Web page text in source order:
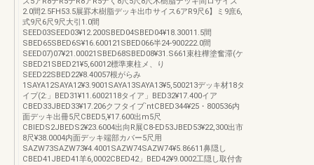
2.0間2.5FH53.5展罫木樹脂デッキ出巾サイス6アR9尺6】ミ9庶6,
式9尺6尺9尺大引1.0間
SEED03SEED03¥12.200SBED04SBED04¥18.30011.5間
SBED65SBED6S¥16.600121SBED066半24‐900222.0間
SEED07)07¥21.00021SBED68SBED08¥31.S661束柱樺塗奮滞(ケ
SBED21SBED21¥5,60012標準東柱メ、り
SEED22SBED22¥8.40057根がらみ
1SAYA12SAYA12¥3.9001SAYA13SAYA13¥5,500213デッキ材18タ
イプ(2:」BED31¥11.6002118タイア」BED32¥17.400イア
CBED33JBED33¥17.206クフタイブ`ntCBED344¥25・800536内
面デッキ出冊5尺CBED5,¥17.600出m5尺
CBIEDS2JBEDS2¥23.6004出向R展C8‐ED53JBED53¥22,300出市
8尺¥38.0004内面デッキ端部カバー5尺用
SAZW73SAZW73¥4.4001SAZW74SAZW74¥5.86611鼻隠し
CBED41JBED41羊6,0002CBED42」BED42¥9.0002工隠し取付舎